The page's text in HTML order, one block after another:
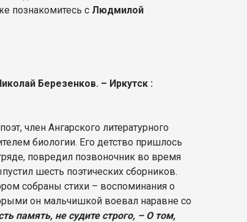
познакомитесь с Людмилой
Березенков. – Иркутск :
член Ангарского литературного
биологии. Его детство пришлось
повредил позвоночник во время
шесть поэтических сборников.
собраны стихи – воспоминания о
он мальчишкой воевал наравне со
память, не судите строго, – О том,